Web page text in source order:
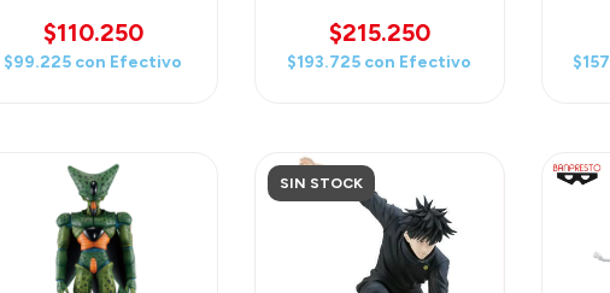
$110.250
$99.225 con Efectivo
(Silver Coating Ver.) - 1/12
Scale Plastic Model Kit
$215.250
$193.725 con Efectivo
SIN STOCK